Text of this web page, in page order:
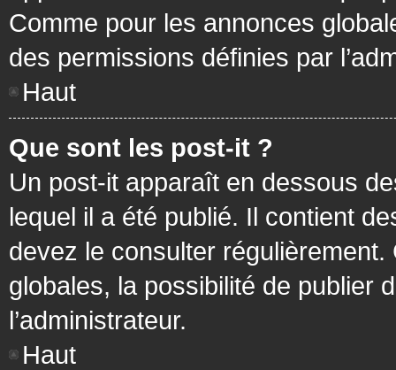
Comme pour les annonces
des permissions définies par
Haut
Que sont les post-it ?
Un post-it apparaît en dessous
lequel il a été publié. Il contient
devez le consulter
globales, la possibilité de publier
l’administrateur.
Haut